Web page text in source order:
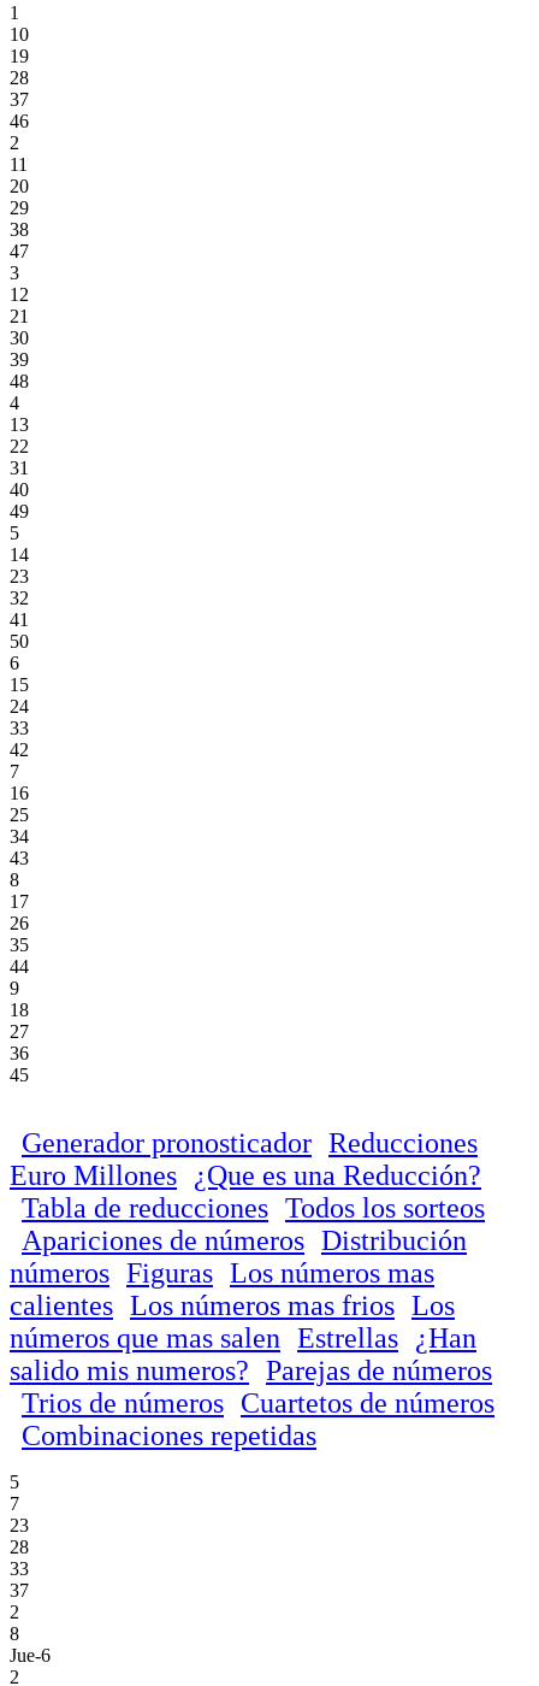
1
10
19
28
37
46
2
11
20
29
38
47
3
12
21
30
39
48
4
13
22
31
40
49
5
14
23
32
41
50
6
15
24
33
42
7
16
25
34
43
8
17
26
35
44
9
18
27
36
45
Generador pronosticador Reducciones
Euro Millones
¿Que es una Reducción?
Tabla de reducciones Todos los sorteos
Apariciones de números Distribución
números Figuras Los números mas
calientes Los números mas frios Los
números que mas salen Estrellas
¿Han
salido mis numeros? Parejas de números
Trios de números Cuartetos de números
Combinaciones repetidas
5
7
23
28
33
37
2
8
Jue-6
2